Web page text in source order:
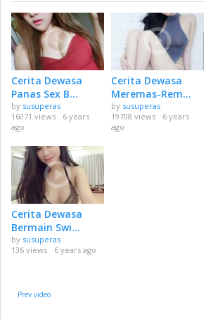
Cerita Dewasa
Panas Sex B...
by susuperas
16071 views
6 years
ago
Cerita Dewasa
Meremas-Rem...
by susuperas
19708 views
6 years
ago
Cerita Dewasa
Bermain Swi...
by susuperas
136 views
6 years ago
Prev video